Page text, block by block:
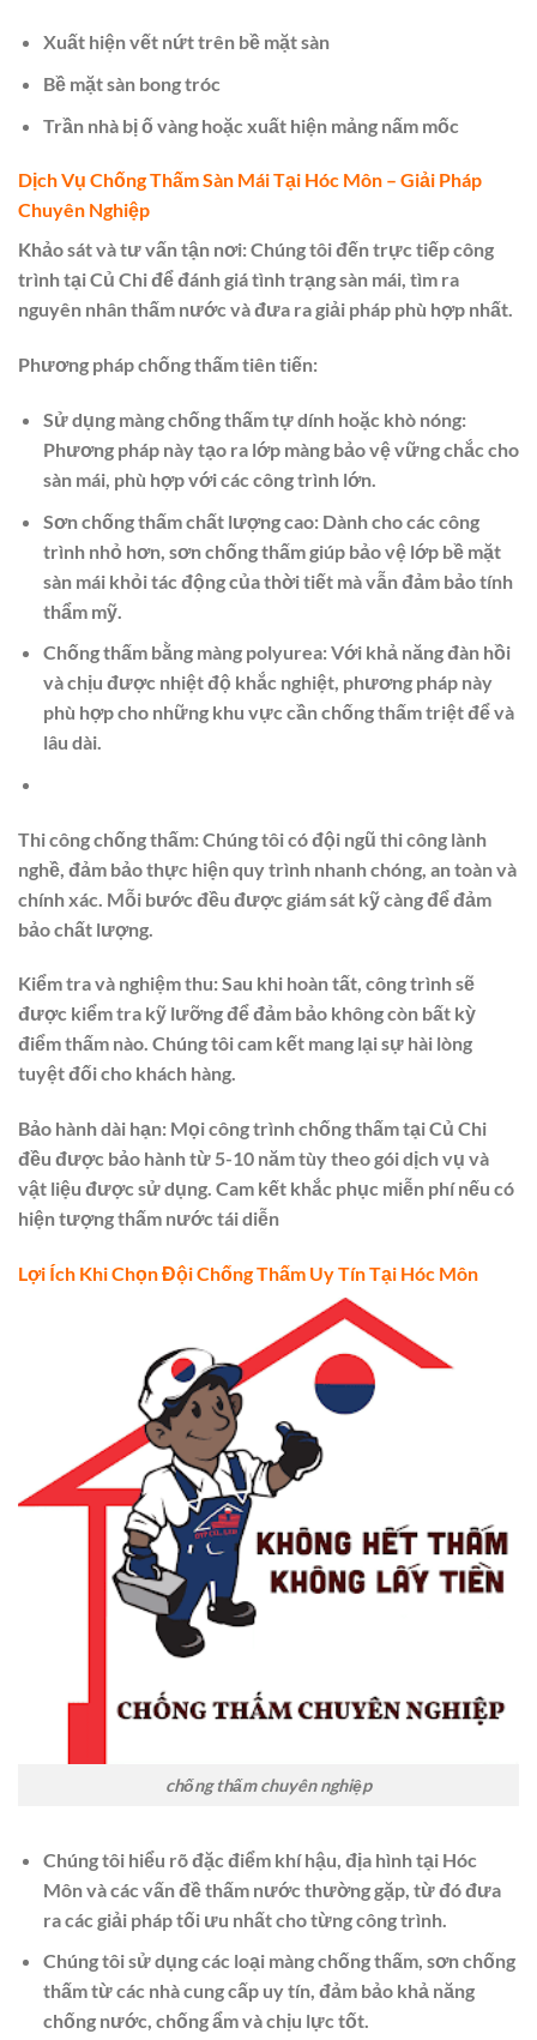
Xuất hiện vết nứt trên bề mặt sàn
Bề mặt sàn bong tróc
Trần nhà bị ố vàng hoặc xuất hiện mảng nấm mốc
Dịch Vụ Chống Thấm Sàn Mái Tại Hóc Môn – Giải Pháp
Chuyên Nghiệp
Khảo sát và tư vấn tận nơi: Chúng tôi đến trực tiếp công
trình tại Củ Chi để đánh giá tình trạng sàn mái, tìm ra
nguyên nhân thấm nước và đưa ra giải pháp phù hợp nhất.
Phương pháp chống thấm tiên tiến:
Sử dụng màng chống thấm tự dính hoặc khò nóng:
Phương pháp này tạo ra lớp màng bảo vệ vững chắc cho
sàn mái, phù hợp với các công trình lớn.
Sơn chống thấm chất lượng cao:Dành cho các công
trình nhỏ hơn, sơn chống thấm giúp bảo vệ lớp bề mặt
sàn mái khỏi tác động của thời tiết mà vẫn đảm bảo tính
thẩm mỹ.
Chống thấm bằng màng polyurea:Với khả năng đàn hồi
và chịu được nhiệt độ khắc nghiệt, phương pháp này
phù hợp cho những khu vực cần chống thấm triệt để và
lâu dài.
Thi công chống thấm: Chúng tôi có đội ngũ thi công lành
nghề, đảm bảo thực hiện quy trình nhanh chóng, an toàn và
chính xác. Mỗi bước đều được giám sát kỹ càng để đảm
bảo chất lượng.
Kiểm tra và nghiệm thu: Sau khi hoàn tất, công trình sẽ
được kiểm tra kỹ lưỡng để đảm bảo không còn bất kỳ
điểm thấm nào. Chúng tôi cam kết mang lại sự hài lòng
tuyệt đối cho khách hàng.
Bảo hành dài hạn: Mọi công trình chống thấm tại Củ Chi
đều được bảo hành từ 5-10 năm tùy theo gói dịch vụ và
vật liệu được sử dụng. Cam kết khắc phục miễn phí nếu có
hiện tượng thấm nước tái diễn
Lợi Ích Khi Chọn Đội Chống Thấm Uy Tín Tại Hóc Môn
chống thấm chuyên nghiệp
Chúng tôi hiểu rõ đặc điểm khí hậu, địa hình tại Hóc
Môn và các vấn đề thấm nước thường gặp, từ đó đưa
ra các giải pháp tối ưu nhất cho từng công trình.
Chúng tôi sử dụng các loại màng chống thấm, sơn chống
thấm từ các nhà cung cấp uy tín, đảm bảo khả năng
chống nước, chống ẩm và chịu lực tốt.